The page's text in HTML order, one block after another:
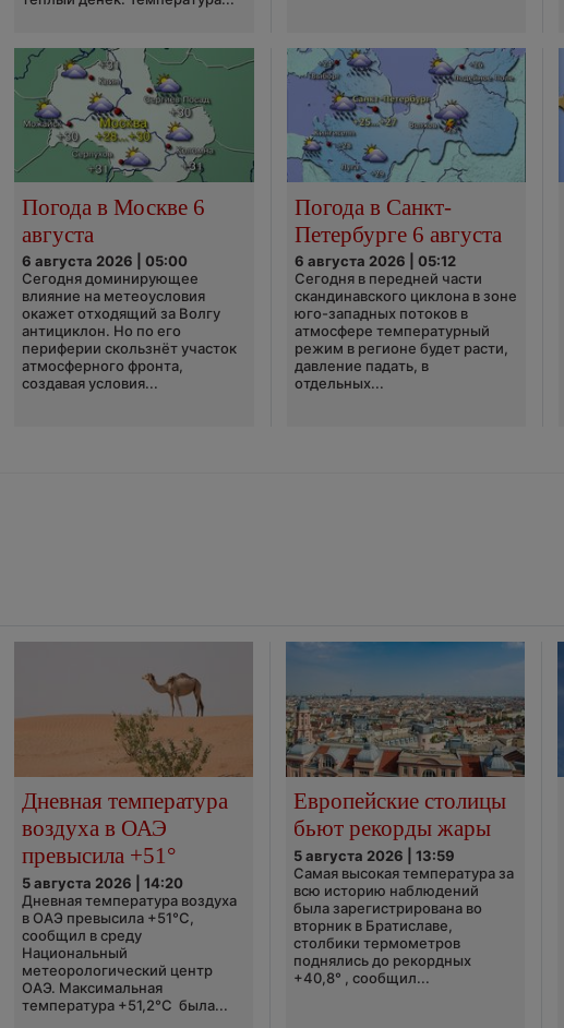
Погода в Москве 6
августа
6 августа 2026 | 05:00
Сегодня доминирующее
влияние на метеоусловия
окажет отходящий за Волгу
антициклон. Но по его
периферии скользнёт участок
атмосферного фронта,
создавая условия...
Погода в Санкт-
Петербурге 6 августа
6 августа 2026 | 05:12
Сегодня в передней части
скандинавского циклона в зоне
юго-западных потоков в
атмосфере температурный
режим в регионе будет расти,
давление падать, в
отдельных...
Дневная температура
воздуха в ОАЭ
превысила +51°
5 августа 2026 | 14:20
Дневная температура воздуха
в ОАЭ превысила +51°C,
сообщил в среду
Национальный
метеорологический центр
ОАЭ. Максимальная
температура +51,2°C была...
Европейские столицы
бьют рекорды жары
5 августа 2026 | 13:59
Самая высокая температура за
всю историю наблюдений
была зарегистрирована во
вторник в Братиславе,
столбики термометров
поднялись до рекордных
+40,8° , сообщил...